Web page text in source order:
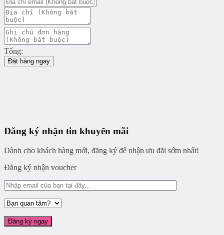
Tổng:
Đặt hàng ngay
Đăng ký nhận tin khuyến mãi
Dành cho khách hàng mới, đăng ký để nhận ưu đãi sớm nhất!
Đăng ký nhận voucher